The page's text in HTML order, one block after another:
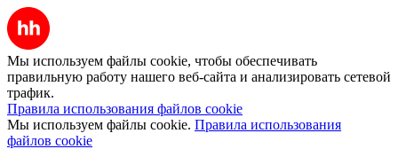
Мы используем файлы cookie, чтобы обеспечивать
правильную работу нашего веб-сайта и анализировать сетевой
трафик.
Правила использования файлов cookie
Мы используем файлы cookie. Правила использования
файлов cookie